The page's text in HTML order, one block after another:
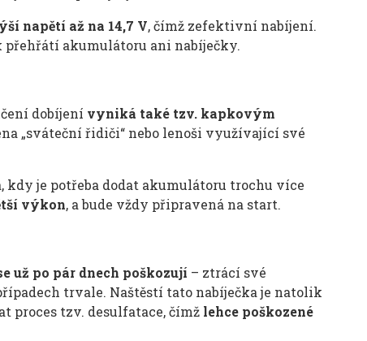
napětí až na 14,7 V, čímž zefektivní nabíjení.
přehřátí akumulátoru ani nabíječky.
dobíjení vyniká také tzv. kapkovým
„sváteční řidiči“ nebo lenoši využívající své
kdy je potřeba dodat akumulátoru trochu více
výkon, a bude vždy připravená na start.
už po pár dnech poškozují – ztrácí své
trvale. Naštěstí tato nabíječka je natolik
tzv. desulfatace, čímž lehce poškozené